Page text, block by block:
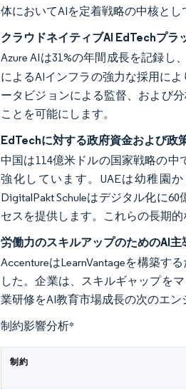
体においてAIを定着戦略の中核とし
クラウドネイティブAI EdTechプラ
Azure AIは31%の年間成長を記録
によるAIインフラの強力な採用に
ータビジョンによる監督、および
ことを可能にします。
EdTechに対する政府資金および政
中国は114億米ドルの国家戦略の
強化しています。UAEは幼稚園
DigitalPakt Schuleはデジタル化に
セスを提供します。これらの長期
労働力のスキルアップのためのAI
AccentureはLearnVantageを構築す
した。企業は、スキルギャップを
業研修をAI教育市場成長の次のエン
制約影響分析*
制約